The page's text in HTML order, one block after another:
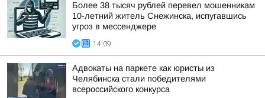
Более 38 тысяч рублей перевел мошенникам
10-летний житель Снежинска, испугавшись
угроз в мессенджере
14:09
Адвокаты на паркете как юристы из
Челябинска стали победителями
всероссийского конкурса